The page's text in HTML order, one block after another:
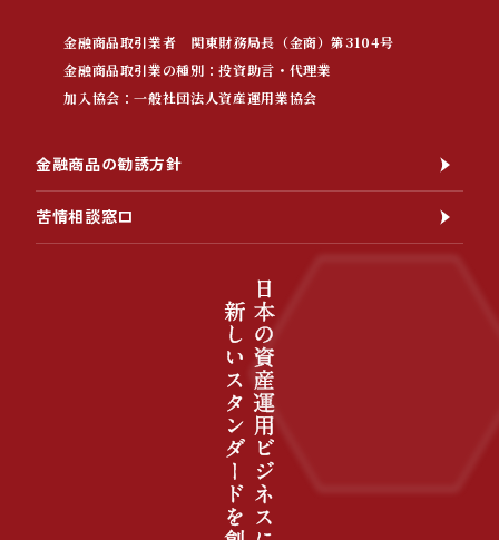
金融商品取引業者 関東財務局長（金商）第3104号
金融商品取引業の種別：投資助言・代理業
加入協会：一般社団法人資産運用業協会
金融商品の勧誘方針
苦情相談窓口